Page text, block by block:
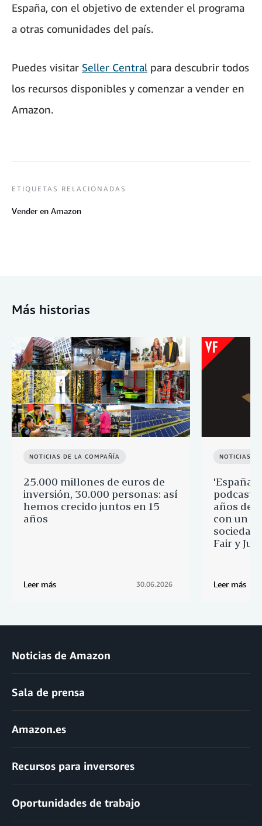
España, con el objetivo de extender el programa
a otras comunidades del país.
Puedes visitar Seller Central para descubrir todos
los recursos disponibles y comenzar a vender en
Amazon.
ETIQUETAS RELACIONADAS
Vender en Amazon
Más historias
NOTICIAS DE LA COMPAÑÍA
25.000 millones de euros de
inversión, 30.000 personas: así
hemos crecido juntos en 15
años
Leer más 30.06.2026
NOTICIAS
'España
podcast
años de
con un
sociedad
Fair y
Leer más
Noticias de Amazon
Sala de prensa
Amazon.es
Recursos para inversores
Oportunidades de trabajo